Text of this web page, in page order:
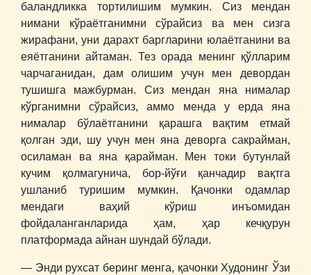
баландликка тортилишим мумкин. Сиз мендан
нимани кўраётганимни сўрайсиз ва мен сизга
жирафани, уни дарахт баргларини юлаётганини ва
еяётганини айтаман. Тез орада менинг қўлларим
чарчаганидан, дам олишим учун мен девордан
тушишга мажбурман. Сиз мендан яна нималар
кўрганимни сўрайсиз, аммо менда у ерда яна
нималар бўлаётганини қарашга вақтим етмай
қолган эди, шу учун мен яна деворга сакрайман,
осиламан ва яна қарайман. Мен токи бутунлай
кучим қолмагунича, бор-йўғи қанчадир вақтга
ушланиб туришим мумкин. Қачонки одамлар
мендаги ваҳий кўриш инъомидан
фойдаланганларида ҳам, ҳар кечқурун
платформада айнан шундай бўлади.
― Энди рухсат беринг менга, қачонки Худонинг Ўзи